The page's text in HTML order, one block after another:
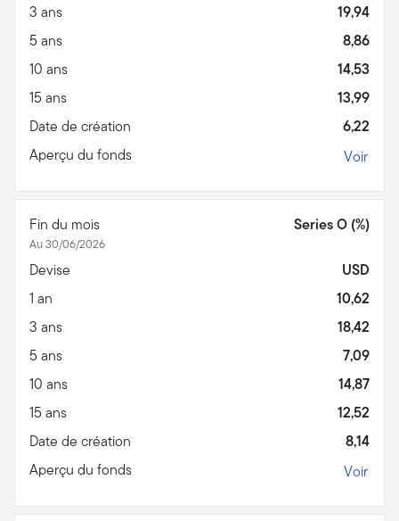
3 ans
19,94
5 ans
8,86
10 ans
14,53
15 ans
13,99
Date de création
6,22
Aperçu du fonds
Voir
Fin du mois
Au 30/06/2026
Series O (%)
Devise
USD
1 an
10,62
3 ans
18,42
5 ans
7,09
10 ans
14,87
15 ans
12,52
Date de création
8,14
Aperçu du fonds
Voir